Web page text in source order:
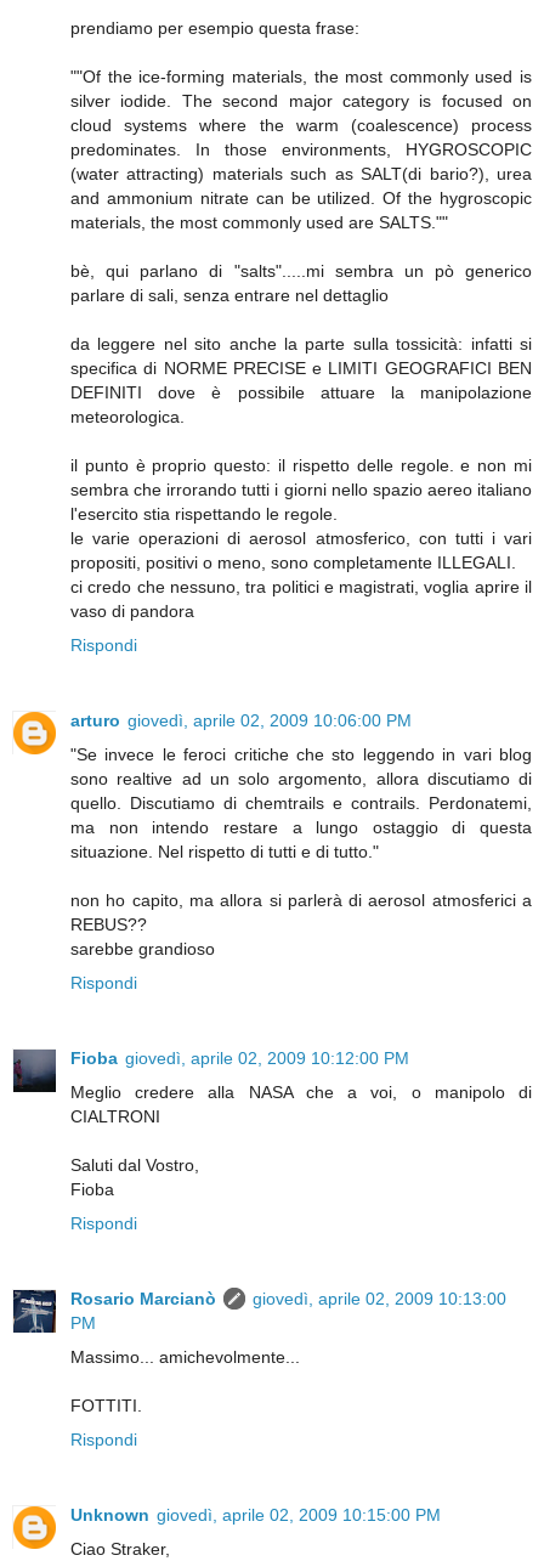
prendiamo per esempio questa frase:
""Of the ice-forming materials, the most commonly used is
silver iodide. The second major category is focused on
cloud systems where the warm (coalescence) process
predominates. In those environments, HYGROSCOPIC
(water attracting) materials such as SALT(di bario?), urea
and ammonium nitrate can be utilized. Of the hygroscopic
materials, the most commonly used are SALTS.""
bè, qui parlano di "salts".....mi sembra un pò generico
parlare di sali, senza entrare nel dettaglio
da leggere nel sito anche la parte sulla tossicità: infatti si
specifica di NORME PRECISE e LIMITI GEOGRAFICI BEN
DEFINITI dove è possibile attuare la manipolazione
meteorologica.
il punto è proprio questo: il rispetto delle regole. e non mi
sembra che irrorando tutti i giorni nello spazio aereo italiano
l'esercito stia rispettando le regole.
le varie operazioni di aerosol atmosferico, con tutti i vari
propositi, positivi o meno, sono completamente ILLEGALI.
ci credo che nessuno, tra politici e magistrati, voglia aprire il
vaso di pandora
Rispondi
arturo giovedì, aprile 02, 2009 10:06:00 PM
"Se invece le feroci critiche che sto leggendo in vari blog
sono realtive ad un solo argomento, allora discutiamo di
quello. Discutiamo di chemtrails e contrails. Perdonatemi,
ma non intendo restare a lungo ostaggio di questa
situazione. Nel rispetto di tutti e di tutto."
non ho capito, ma allora si parlerà di aerosol atmosferici a
REBUS??
sarebbe grandioso
Rispondi
Fioba giovedì, aprile 02, 2009 10:12:00 PM
Meglio credere alla NASA che a voi, o manipolo di
CIALTRONI
Saluti dal Vostro,
Fioba
Rispondi
Rosario Marcianò
giovedì, aprile 02, 2009 10:13:00
PM
Massimo... amichevolmente...
FOTTITI.
Rispondi
Unknown giovedì, aprile 02, 2009 10:15:00 PM
Ciao Straker,